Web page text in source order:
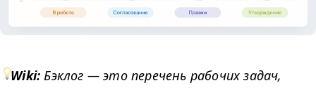
Wiki: Бэклог — это перечень рабочих задач,